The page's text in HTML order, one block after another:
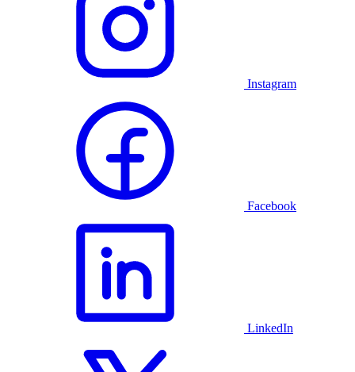
Instagram
Facebook
LinkedIn